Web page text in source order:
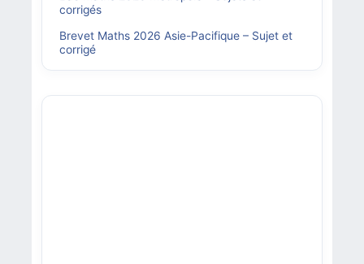
corrigés
Brevet Maths 2026 Asie-Pacifique – Sujet et
corrigé